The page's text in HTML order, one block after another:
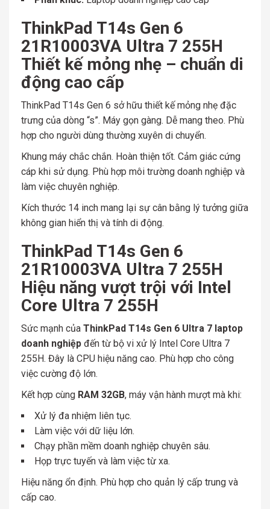
ThinkPad T14s Gen 6
21R10003VA Ultra 7 255H
Thiết kế mỏng nhẹ – chuẩn di
động cao cấp
ThinkPad T14s Gen 6 sở hữu thiết kế mỏng nhẹ đặc
trưng của dòng “s”. Máy gọn gàng. Dễ mang theo. Phù
hợp cho người dùng thường xuyên di chuyển.
Khung máy chắc chắn. Hoàn thiện tốt. Cảm giác cứng
cáp khi sử dụng. Phù hợp môi trường doanh nghiệp và
làm việc chuyên nghiệp.
Kích thước 14 inch mang lại sự cân bằng lý tưởng giữa
không gian hiển thị và tính di động.
ThinkPad T14s Gen 6
21R10003VA Ultra 7 255H
Hiệu năng vượt trội với Intel
Core Ultra 7 255H
Sức mạnh của ThinkPad T14s Gen 6 Ultra 7 laptop
doanh nghiệp đến từ bộ vi xử lý Intel Core Ultra 7
255H. Đây là CPU hiệu năng cao. Phù hợp cho công
việc cường độ lớn.
Kết hợp cùng RAM 32GB, máy vận hành mượt mà khi:
Xử lý đa nhiệm liên tục.
Làm việc với dữ liệu lớn.
Chạy phần mềm doanh nghiệp chuyên sâu.
Họp trực tuyến và làm việc từ xa.
Hiệu năng ổn định. Phù hợp cho quản lý cấp trung và
cấp cao.